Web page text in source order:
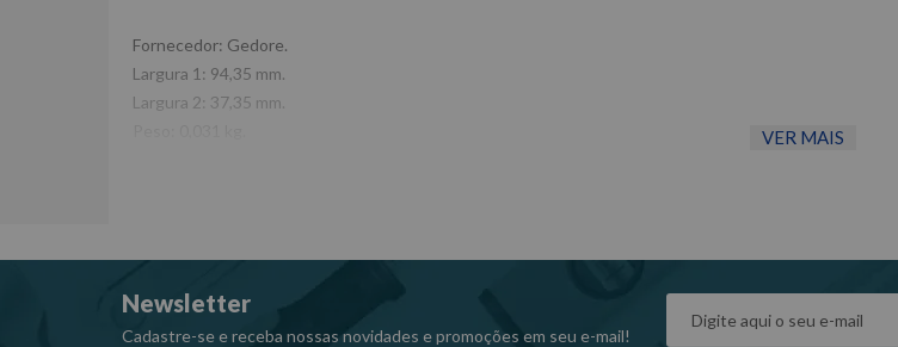
Fornecedor: Gedore.
Largura 1: 94,35 mm.
Largura 2: 37,35 mm.
VER MAIS
Newsletter
Cadastre-se e receba nossas novidades e promoções em seu e-mail!